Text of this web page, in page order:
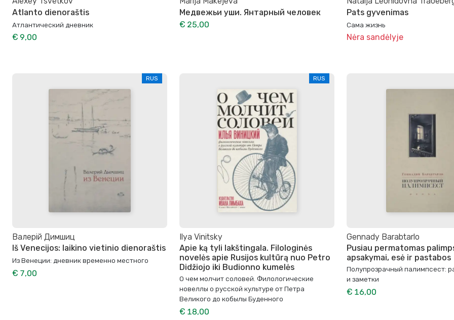
Atlanto dienoraštis
Атлантический дневник
€ 9,00
Медвежьи уши. Янтарный человек
€ 25,00
Pats gyvenimas
Сама жизнь
Nėra sandėlyje
RUS
Валерій Димшиц
Iš Venecijos: laikino vietinio dienoraštis
Из Венеции: дневник временно местного
€ 7,00
RUS
Ilya Vinitsky
Apie ką tyli lakštingala. Filologinės
novelės apie Rusijos kultūrą nuo Petro
Didžiojo iki Budionno kumelės
О чем молчит соловей. Филологические
новеллы о русской культуре от Петра
Великого до кобылы Буденного
€ 18,00
Gennady Barabtarlo
Pusiau permatomas
apsakymai, esė ir pastabos
Полупрозрачный палимпсест:
и заметки
€ 16,00